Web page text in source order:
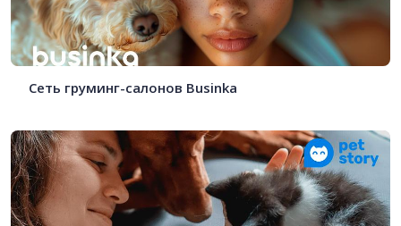
Сеть груминг-салонов Businka